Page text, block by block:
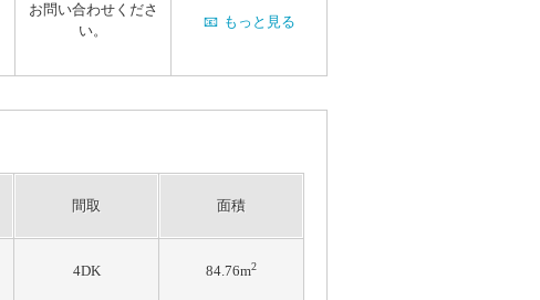
お問い合わせくださ
い。
📧 もっと見る
間取 面積
4DK 84.76m2